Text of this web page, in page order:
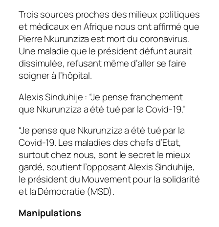
Trois sources proches des milieux politiques
et médicaux en Afrique nous ont affirmé que
Pierre Nkurunziza est mort du coronavirus.
Une maladie que le président défunt aurait
dissimulée, refusant même d’aller se faire
soigner à l’hôpital.
Alexis Sinduhije : “Je pense franchement
que Nkurunziza a été tué par la Covid-19.”
“Je pense que Nkurunziza a été tué par la
Covid-19. Les maladies des chefs d’Etat,
surtout chez nous, sont le secret le mieux
gardé, soutient l’opposant Alexis Sinduhije,
le président du Mouvement pour la solidarité
et la Démocratie (MSD).
Manipulations